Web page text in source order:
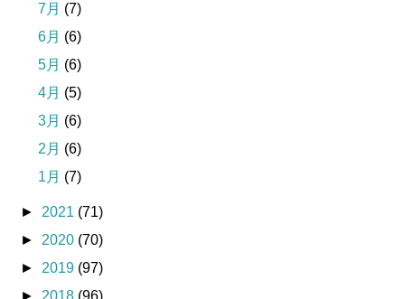
7月 (7)
6月 (6)
5月 (6)
4月 (5)
3月 (6)
2月 (6)
1月 (7)
► 2021 (71)
► 2020 (70)
► 2019 (97)